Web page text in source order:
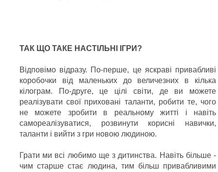
ТАК ЩО ТАКЕ НАСТІЛЬНІ ІГРИ?
Відповімо відразу. По-перше, це яскраві привабливі
коробочки від маленьких до величезних в кілька
кілограм. По-друге, це цілі світи, де ви можете
реалізувати свої приховані таланти, робити те, чого
не можете зробити в реальному житті і навіть
самореалізуватися, розвинути корисні навички,
таланти і вийти з гри новою людиною.
Грати ми всі любимо ще з дитинства. Навіть більше -
чим старше стає людина, тим більш привабливими